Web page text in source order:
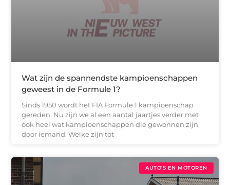
Wat zijn de spannendste kampioenschappen
geweest in de Formule 1?
Sinds 1950 wordt het FIA Formule 1 kampioenschap
gereden. Nu zijn we al een aantal jaartjes verder met
ook heel wat kampioenschappen die gewonnen zijn
door iemand. Welke zijn tot
AUTO'S EN MOTOREN